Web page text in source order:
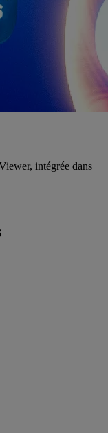
intégrée dans